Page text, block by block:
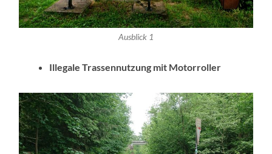
Ausblick 1
Illegale Trassennutzung mit Motorroller